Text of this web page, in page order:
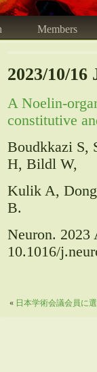
Members
2023/10/
A Noelin-
constitutive
Boudkkazi S,
H, Bildl W,
Kulik A,
B.
Neuron. 2023
10.1016/
« 日本学術会議会員に